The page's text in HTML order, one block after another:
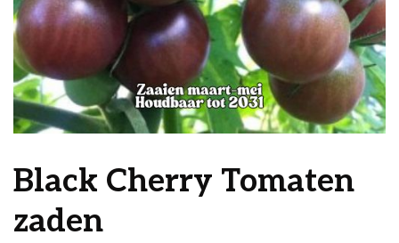
Black Cherry Tomaten
zaden